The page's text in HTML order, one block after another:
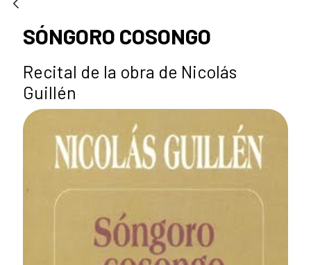
SÓNGORO COSONGO
Recital de la obra de Nicolás
Guillén